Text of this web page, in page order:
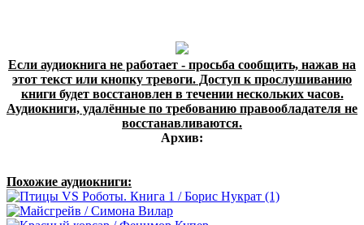
Если аудиокнига не работает - просьба сообщить, нажав на
этот текст или кнопку тревоги. Доступ к прослушиванию
книги будет восстановлен в течении нескольких часов.
Аудиокниги, удалённые по требованию правообладателя не
восстанавливаются.
Архив:
Похожие аудиокниги: